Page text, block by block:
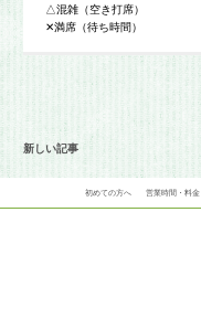
△混雑（空き打席）
✕満席（待ち時間）
新しい記事
初めての方へ 営業時間・料金